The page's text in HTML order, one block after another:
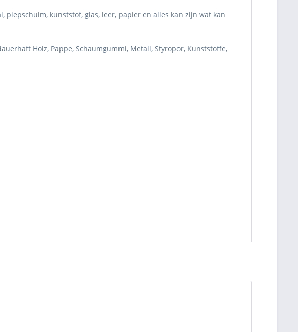
kunststof, glas, leer, papier en alles kan zijn wat kan
Holz, Pappe, Schaumgummi, Metall, Styropor, Kunststoffe,